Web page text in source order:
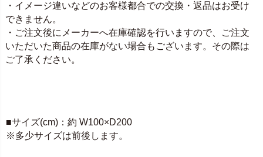
・イメージ違いなどのお客様都合での交換・返品はお受け
できません。
・ご注文後にメーカーへ在庫確認を行いますので、ご注文
いただいた商品の在庫がない場合もございます。その際は
ご了承ください。
■サイズ(cm)：約 W100×D200
※多少サイズは前後します。